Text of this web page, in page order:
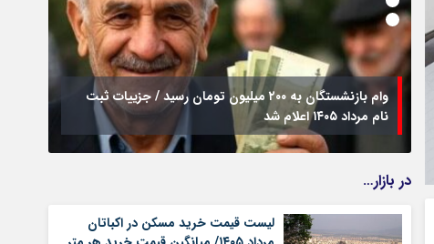
وام بازنشستگان به ۲۰۰ میلیون تومان رسید / جزییات ثبت
نام مرداد ۱۴۰۵ اعلام شد
در بازار…
لیست قیمت خرید مسکن در اکباتان